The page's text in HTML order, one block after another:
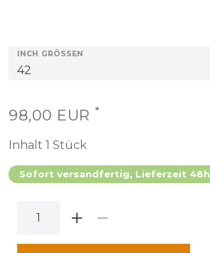
INCH GRÖSSEN
98,00 EUR *
Inhalt 1 Stück
Sofort versandfertig, Lieferzeit 48h